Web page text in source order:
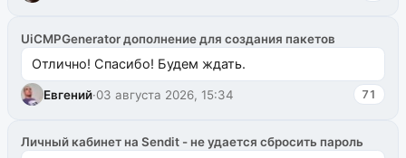
UiCMPGenerator дополнение для создания пакетов
Отлично! Спасибо! Будем ждать.
Евгений·03 августа 2026, 15:34 71
Личный кабинет на Sendit - не удается сбросить пароль